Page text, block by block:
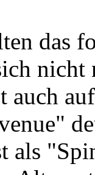
das
nicht
auch
als